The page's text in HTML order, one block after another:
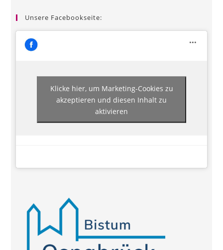
Unsere Facebookseite:
Klicke hier, um Marketing-Cookies zu
akzeptieren und diesen Inhalt zu
aktivieren